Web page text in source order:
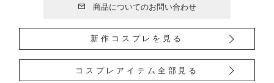
商品についてのお問い合わせ
新作コスプレを見る
コスプレアイテム全部見る